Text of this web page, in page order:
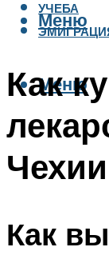
УЧЕБА
Меню
Меню
Как
Чехии
Как